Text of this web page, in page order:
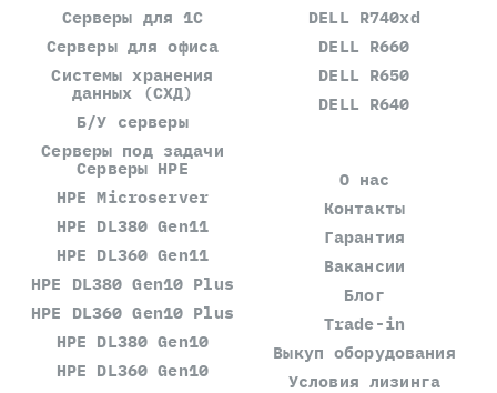
Серверы для 1С
Серверы для офиса
Системы хранения
данных (СХД)
Б/У серверы
Серверы под задачи
DELL R740xd
DELL R660
DELL R650
DELL R640
Серверы HPE
HPE Microserver
HPE DL380 Gen11
HPE DL360 Gen11
HPE DL380 Gen10 Plus
HPE DL360 Gen10 Plus
HPE DL380 Gen10
HPE DL360 Gen10
О нас
Контакты
Гарантия
Вакансии
Блог
Trade-in
Выкуп оборудования
Условия лизинга